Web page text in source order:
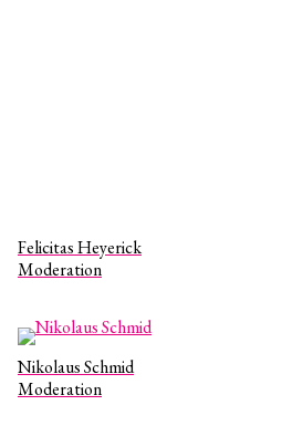
Felicitas Heyerick
Moderation
Nikolaus Schmid
Moderation